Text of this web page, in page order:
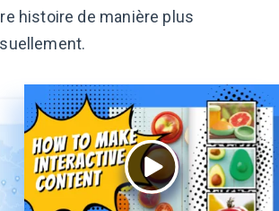
histoire de manière plus